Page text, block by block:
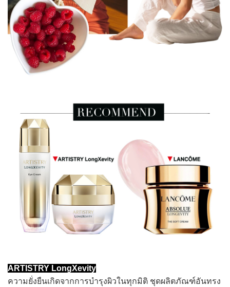
ARTISTRY LongXevity
ความยั่งยืนเกิดจากการบำรุงผิวในทุกมิติ ชุดผลิตภัณฑ์อันทรง